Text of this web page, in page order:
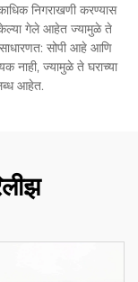
निगराखणी करण्यास
गेले आहेत ज्यामुळे ते
सोपी आहे आणि
नाही, ज्यामुळे ते घराच्या
आहेत.